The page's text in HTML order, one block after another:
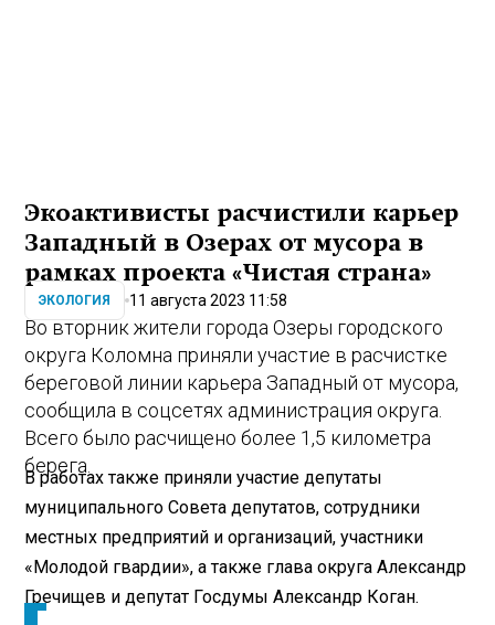
Экоактивисты расчистили карьер
Западный в Озерах от мусора в
рамках проекта «Чистая страна»
ЭКОЛОГИЯ 11 августа 2023 11:58
Во вторник жители города Озеры городского
округа Коломна приняли участие в расчистке
береговой линии карьера Западный от мусора,
сообщила в соцсетях администрация округа.
Всего было расчищено более 1,5 километра
берега.
В работах также приняли участие депутаты
муниципального Совета депутатов, сотрудники
местных предприятий и организаций, участники
«Молодой гвардии», а также глава округа Александр
Гречищев и депутат Госдумы Александр Коган.